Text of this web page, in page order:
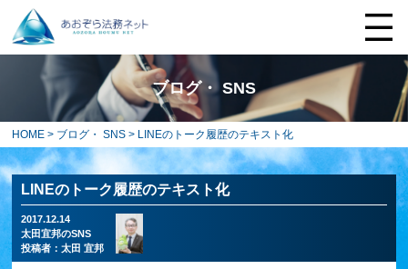
ブログ・ SNS
HOME > ブログ・ SNS > LINEのトーク履歴のテキスト化
LINEのトーク履歴のテキスト化
2017.12.14
太田宜邦のSNS
投稿者：太田 宜邦